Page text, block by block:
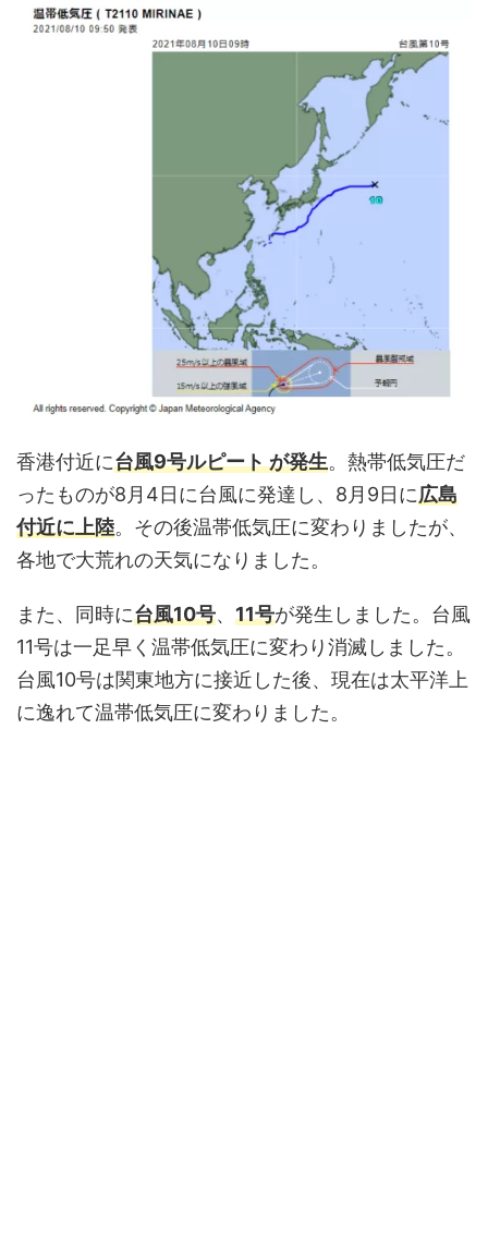
香港付近に台風9号ルピートが発生。熱帯低気圧だ
ったものが8月4日に台風に発達し、8月9日に広島
付近に上陸。その後温帯低気圧に変わりましたが、
各地で大荒れの天気になりました。
また、同時に台風10号、 11号が発生しました。台風
11号は一足早く温帯低気圧に変わり消滅しました。
台風10号は関東地方に接近した後、現在は太平洋上
に逸れて温帯低気圧に変わりました。